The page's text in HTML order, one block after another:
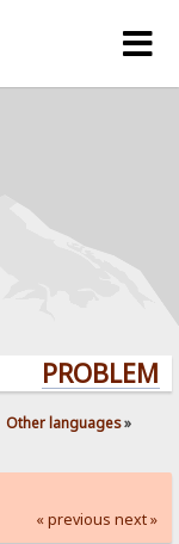
Other languages»
« previous next »